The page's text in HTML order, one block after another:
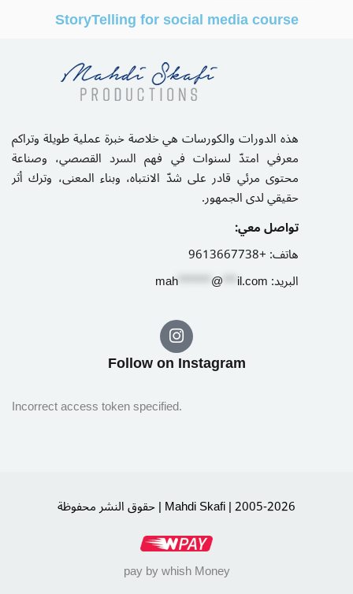
StoryTelling for social media course
هذه الدورات والكورسات هي خلاصة خبرة عملية طويلة وتراكم
معرفي امتدّ لسنوات في فهم السرد القصصي، وصناعة
محتوى مرئي قادر على شدّ الانتباه، وبناء المعنى، وترك أثر
حقيقي لدى الجمهور.
تواصل معي:
هاتف:+9613667738
البريد:
mah*******@***il.com
Follow on Instagram​
Incorrect access token specified.
حقوق النشر محفوظة | Mahdi Skafi | 2005-2026
pay by whish Money